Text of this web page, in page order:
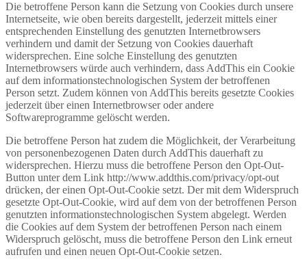
Die betroffene Person kann die Setzung von Cookies durch unsere
Internetseite, wie oben bereits dargestellt, jederzeit mittels einer
entsprechenden Einstellung des genutzten Internetbrowsers
verhindern und damit der Setzung von Cookies dauerhaft
widersprechen. Eine solche Einstellung des genutzten
Internetbrowsers würde auch verhindern, dass AddThis ein Cookie
auf dem informationstechnologischen System der betroffenen
Person setzt. Zudem können von AddThis bereits gesetzte Cookies
jederzeit über einen Internetbrowser oder andere
Softwareprogramme gelöscht werden.
Die betroffene Person hat zudem die Möglichkeit, der Verarbeitung
von personenbezogenen Daten durch AddThis dauerhaft zu
widersprechen. Hierzu muss die betroffene Person den Opt-Out-
Button unter dem Link http://www.addthis.com/privacy/opt-out
drücken, der einen Opt-Out-Cookie setzt. Der mit dem Widerspruch
gesetzte Opt-Out-Cookie, wird auf dem von der betroffenen Person
genutzten informationstechnologischen System abgelegt. Werden
die Cookies auf dem System der betroffenen Person nach einem
Widerspruch gelöscht, muss die betroffene Person den Link erneut
aufrufen und einen neuen Opt-Out-Cookie setzen.